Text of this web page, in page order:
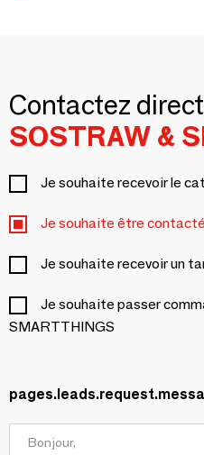
Contactez
SOSTRAW &
Je souhaite recevoir le
Je souhaite être contacté
Je souhaite recevoir un
Je souhaite passer
SMARTTHINGS